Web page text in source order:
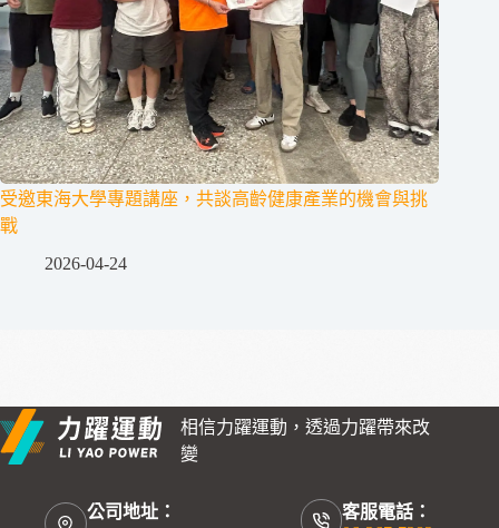
受邀東海大學專題講座，共談高齡健康產業的機會與挑
戰
2026-04-24
相信力躍運動，透過力躍帶來改
變
公司地址：
客服電話：